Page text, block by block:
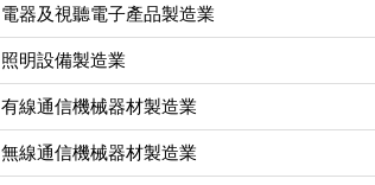
電器及視聽電子產品製造業
照明設備製造業
有線通信機械器材製造業
無線通信機械器材製造業